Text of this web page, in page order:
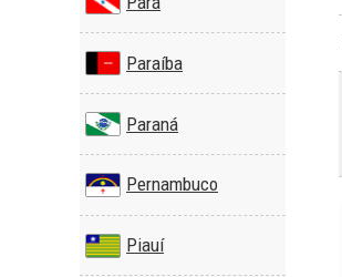
Paraíba
Paraná
Pernambuco
Piauí